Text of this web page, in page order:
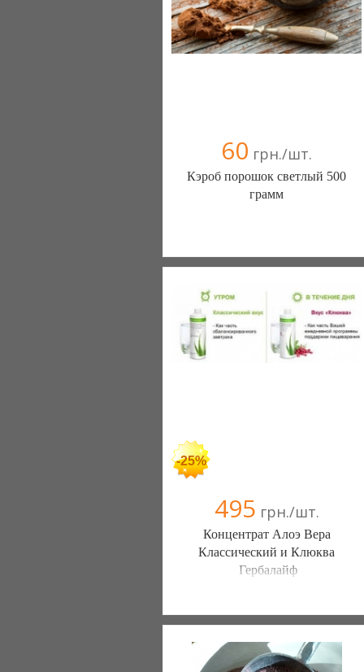
60 грн./шт.
Кэроб порошок светлый 500
грамм
098 2822184
095 5337454
-25%
495 грн./шт.
Концентрат Алоэ Вера
Классический и Клюква
Гербалайф
+38(066) 899-66-80